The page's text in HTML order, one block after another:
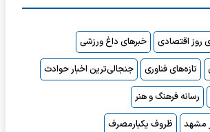
روز اقتصادی
خبرهای داغ ورزشی
تازه‌های فناوری
جنجالی‌ترین اخبار حوادث
رسانه فرهنگ و هنر
مشهد
ظروف یکبارمصرف